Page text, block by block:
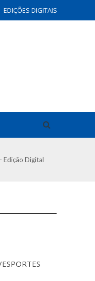
EDIÇÕES DIGITAIS
Edição Digital